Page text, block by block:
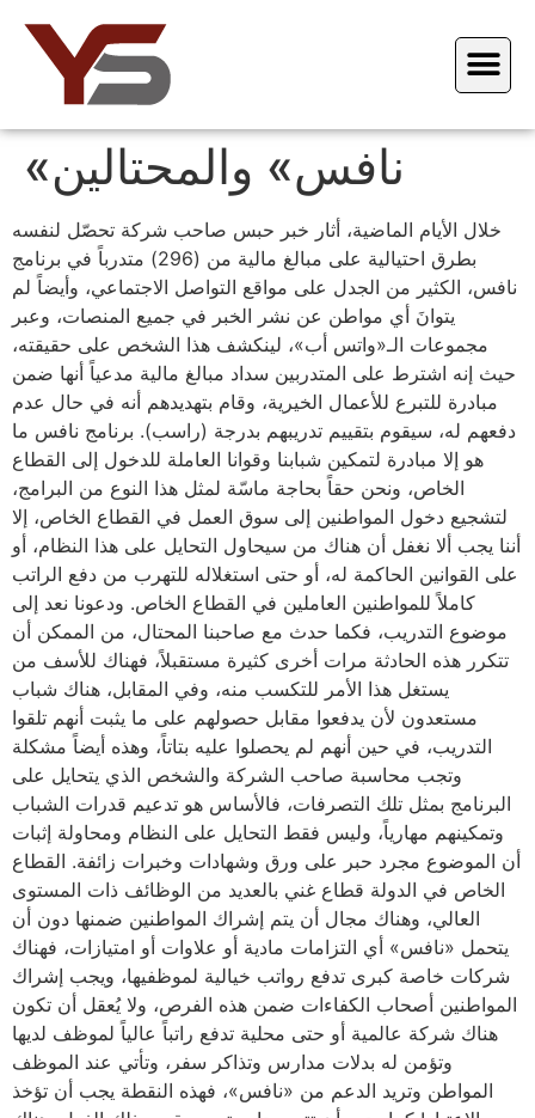
«نافس» والمحتالين
خلال الأيام الماضية، أثار خبر حبس صاحب شركة تحصّل لنفسه
بطرق احتيالية على مبالغ مالية من (296) متدرباً في برنامج
نافس، الكثير من الجدل على مواقع التواصل الاجتماعي، وأيضاً لم
يتوانَ أي مواطن عن نشر الخبر في جميع المنصات، وعبر
مجموعات الـ«واتس أب»، لينكشف هذا الشخص على حقيقته،
حيث إنه اشترط على المتدربين سداد مبالغ مالية مدعياً أنها ضمن
مبادرة للتبرع للأعمال الخيرية، وقام بتهديدهم أنه في حال عدم
دفعهم له، سيقوم بتقييم تدريبهم بدرجة (راسب). برنامج نافس ما
هو إلا مبادرة لتمكين شبابنا وقوانا العاملة للدخول إلى القطاع
الخاص، ونحن حقاً بحاجة ماسّة لمثل هذا النوع من البرامج،
لتشجيع دخول المواطنين إلى سوق العمل في القطاع الخاص، إلا
أننا يجب ألا نغفل أن هناك من سيحاول التحايل على هذا النظام، أو
على القوانين الحاكمة له، أو حتى استغلاله للتهرب من دفع الراتب
كاملاً للمواطنين العاملين في القطاع الخاص. ودعونا نعد إلى
موضوع التدريب، فكما حدث مع صاحبنا المحتال، من الممكن أن
تتكرر هذه الحادثة مرات أخرى كثيرة مستقبلاً، فهناك للأسف من
يستغل هذا الأمر للتكسب منه، وفي المقابل، هناك شباب
مستعدون لأن يدفعوا مقابل حصولهم على ما يثبت أنهم تلقوا
التدريب، في حين أنهم لم يحصلوا عليه بتاتاً، وهذه أيضاً مشكلة
وتجب محاسبة صاحب الشركة والشخص الذي يتحايل على
البرنامج بمثل تلك التصرفات، فالأساس هو تدعيم قدرات الشباب
وتمكينهم مهارياً، وليس فقط التحايل على النظام ومحاولة إثبات
أن الموضوع مجرد حبر على ورق وشهادات وخبرات زائفة. القطاع
الخاص في الدولة قطاع غني بالعديد من الوظائف ذات المستوى
العالي، وهناك مجال أن يتم إشراك المواطنين ضمنها دون أن
يتحمل «نافس» أي التزامات مادية أو علاوات أو امتيازات، فهناك
شركات خاصة كبرى تدفع رواتب خيالية لموظفيها، ويجب إشراك
المواطنين أصحاب الكفاءات ضمن هذه الفرص، ولا يُعقل أن تكون
هناك شركة عالمية أو حتى محلية تدفع راتباً عالياً لموظف لديها
وتؤمن له بدلات مدارس وتذاكر سفر، وتأتي عند الموظف
المواطن وتريد الدعم من «نافس»، فهذه النقطة يجب أن تؤخذ